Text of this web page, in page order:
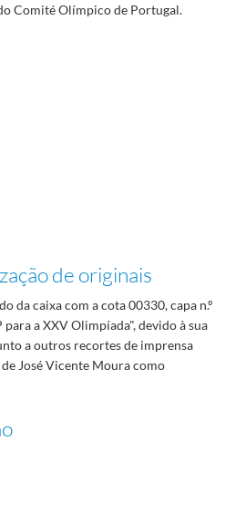
Comité Olímpico de Portugal.
de originais
da caixa com a cota 00330, capa n.º
a XXV Olimpíada", devido à sua
a outros recortes de imprensa
José Vicente Moura como